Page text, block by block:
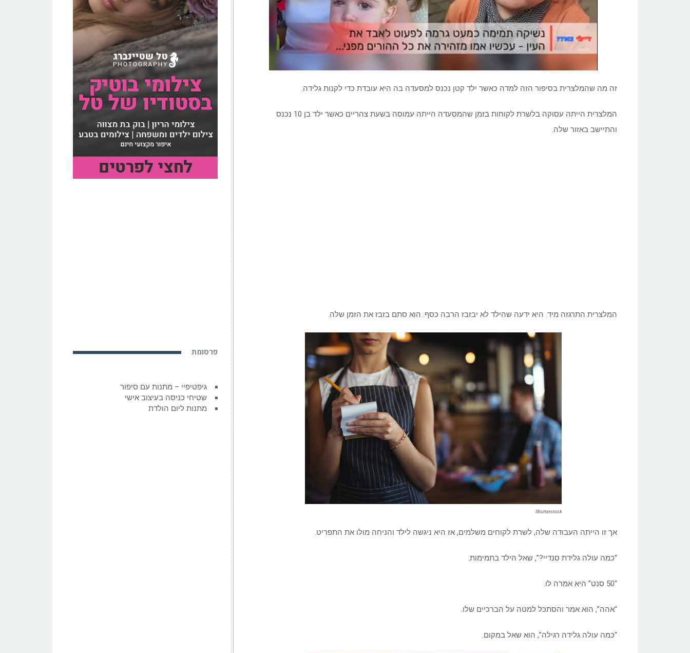
זה מה שהמלצרית בסיפור הזה למדה כאשר ילד קטן נכנס למסעדה בה היא עובדת כדי לקנות גלידה.
המלצרית הייתה עסוקה בלשרת לקוחות בזמן שהמסעדה הייתה עמוסה בשעת צהריים כאשר ילד בן 10 נכנס
והתיישב באזור שלה.
המלצרית התרגזה מיד. היא ידעה שהילד לא יבזבז הרבה כסף. הוא סתם בזבז את הזמן שלה.
Shutterstock
אך זו הייתה העבודה שלה, לשרת לקוחים משלמים, אז היא ניגשה לילד והניחה מולו את התפריט.
“כמה עולה גלידת סנדיי?”, שאל הילד בתמימות.
“50 סנט” היא אמרה לו.
“אהה”, הוא אמר והסתכל למטה על הברכיים שלו.
“כמה עולה גלידה רגילה”, הוא שאל במקום.
פרסומת
גיפטיפיי – מתנות עם סיפור
שטיחי כניסה בעיצוב אישי
מתנות ליום הולדת